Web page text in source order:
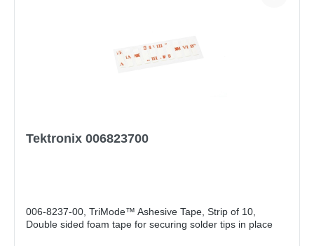
Tektronix 006823700
006-8237-00, TriMode™ Ashesive Tape, Strip of 10,
Double sided foam tape for securing solder tips in place